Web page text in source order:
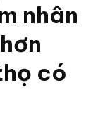
nhân
có